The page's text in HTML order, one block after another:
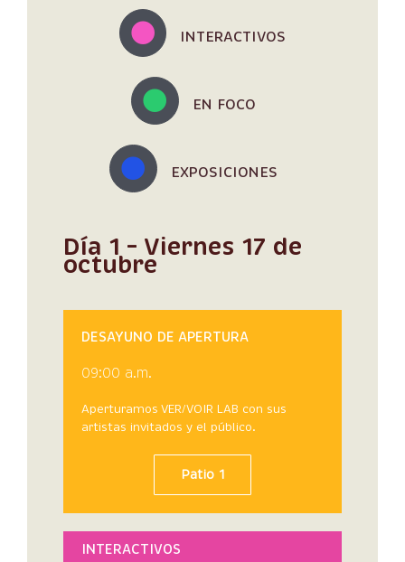
INTERACTIVOS
EN FOCO
EXPOSICIONES
Día 1 – Viernes 17 de
octubre
DESAYUNO DE APERTURA
09:00 a.m.
Aperturamos VER/VOIR LAB con sus
artistas invitados y el público.
Patio 1
INTERACTIVOS